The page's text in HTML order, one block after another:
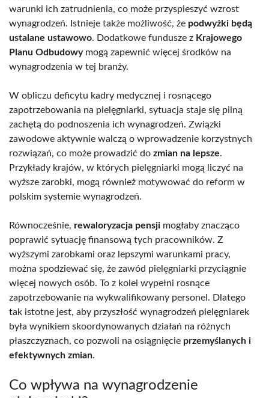
warunki ich zatrudnienia, co może przyspieszyć wzrost
wynagrodzeń. Istnieje także możliwość, że podwyżki będą
ustalane ustawowo. Dodatkowe fundusze z Krajowego
Planu Odbudowymogą zapewnić więcej środków na
wynagrodzenia w tej branży.
W obliczu deficytu kadry medycznej i rosnącego
zapotrzebowania na pielęgniarki, sytuacja staje się pilną
zachętą do podnoszenia ich wynagrodzeń. Związki
zawodowe aktywnie walczą o wprowadzenie korzystnych
rozwiązań, co może prowadzić do zmian na lepsze.
Przykłady krajów, w których pielęgniarki mogą liczyć na
wyższe zarobki, mogą również motywować do reform w
polskim systemie wynagrodzeń.
Równocześnie, rewaloryzacja pensji mogłaby znacząco
poprawić sytuację finansową tych pracowników. Z
wyższymi zarobkami oraz lepszymi warunkami pracy,
można spodziewać się, że zawód pielęgniarki przyciągnie
więcej nowych osób. To z kolei wypełni rosnące
zapotrzebowanie na wykwalifikowany personel. Dlatego
tak istotne jest, aby przyszłość wynagrodzeń pielęgniarek
była wynikiem skoordynowanych działań na różnych
płaszczyznach, co pozwoli na osiągnięcie przemyślanych i
efektywnych zmian.
Co wpływa na wynagrodzenie